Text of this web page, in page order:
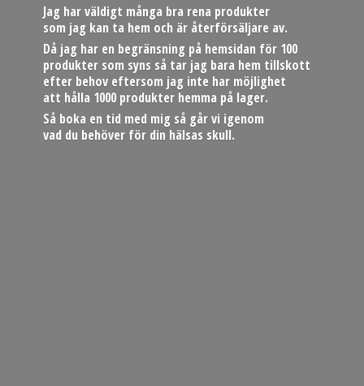
Jag har väldigt många bra rena produkter
som jag kan ta hem och är återförsäljare av.
Då jag har en begränsning på hemsidan för 100
produkter som syns så tar jag bara hem tillskott
efter behov eftersom jag inte har möjlighet
att hålla 1000 produkter hemma på lager.
Så boka en tid med mig så går vi igenom
vad du behöver för din hälsas skull.